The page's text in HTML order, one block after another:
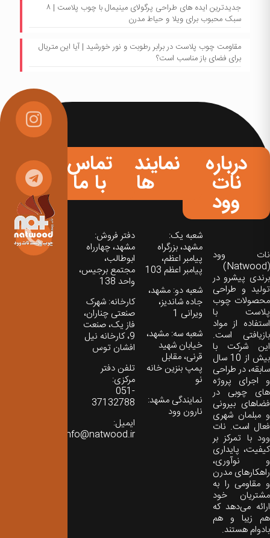
جدیدترین ایده های طراحی پرگولای مینیمال با چوب پلاست | ۸
سبک محبوب برای ویلا و حیاط مدرن
مقاومت چوب پلاست در برابر رطوبت و نور خورشید | آیا این متریال
برای فضای باز مناسب است؟
درباره
نات
وود
نات‌ وود
(Natwood)
برندی پیشرو در
تولید و طراحی
محصولات چوب
پلاست با
استفاده از مواد
بازیافتی است.
این شرکت با
بیش از 10 سال
سابقه، در طراحی
و اجرای پروژه
های چوبی در
فضاهای بیرونی
و مبلمان شهری
فعال است. نات
وود با تمرکز بر
کیفیت، پایداری
و نوآوری،
راهکارهای مدرن
و مقاومی را به
مشتریان خود
ارائه می‌دهد که
هم زیبا و هم
بادوام هستند.
نمایندگی
ها
شعبه یک:
مشهد، بزرگراه
پیامبر اعظم،
پیامبر اعظم 103
شعبه دو: مشهد،
جاده شاندیز،
ویرانی 1
شعبه سه: مشهد،
خیابان شهید
قرنی، مقابل
پمپ بنزین خانه
نو
نمایندگی مشهد:
نارون وود
تماس
با ما
دفتر فروش:
مشهد، چهارراه
ابوطالب،
مجتمع برجیس،
واحد 138
کارخانه: شهرک
صنعتی چناران،
فاز یک، صنعت
9، کارخانه نیل
افشان توس
تلفن دفتر
مرکزی:
051-
37132788
ایمیل:
info@natwood.ir